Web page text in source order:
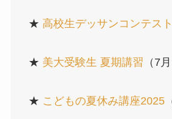
★ 高校生デッサンコンテスト
★ 美大受験生 夏期講習 （7月
★ こどもの夏休み講座2025